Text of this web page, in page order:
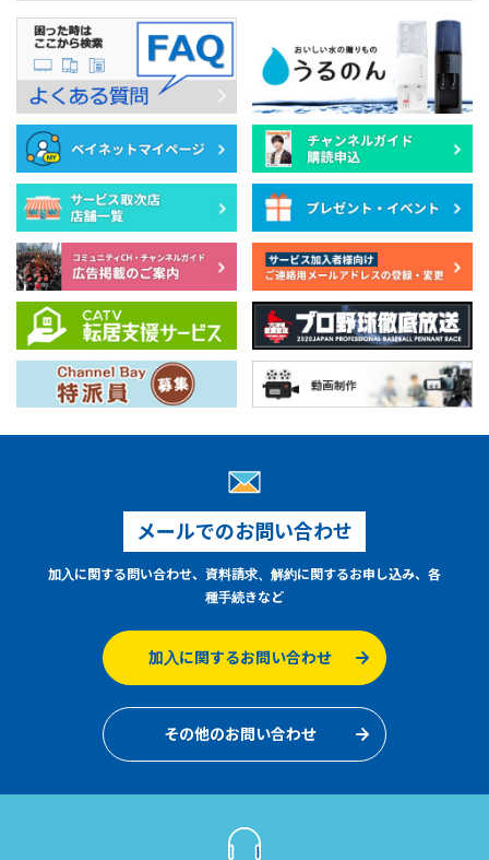
メールでのお問い合わせ
加入に関する問い合わせ、資料請求、解約に関するお申し込み、各
種手続きなど
加入に関するお問い合わせ
その他のお問い合わせ